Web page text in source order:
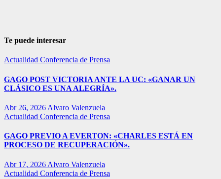
Te puede interesar
Actualidad Conferencia de Prensa
GAGO POST VICTORIA ANTE LA UC: «GANAR UN
CLÁSICO ES UNA ALEGRÍA».
Abr 26, 2026 Alvaro Valenzuela
Actualidad Conferencia de Prensa
GAGO PREVIO A EVERTON: «CHARLES ESTÁ EN
PROCESO DE RECUPERACIÓN».
Abr 17, 2026 Alvaro Valenzuela
Actualidad Conferencia de Prensa